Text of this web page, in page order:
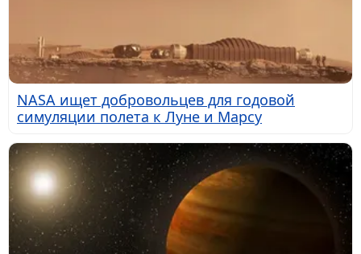
NASA ищет добровольцев для годовой
симуляции полета к Луне и Марсу